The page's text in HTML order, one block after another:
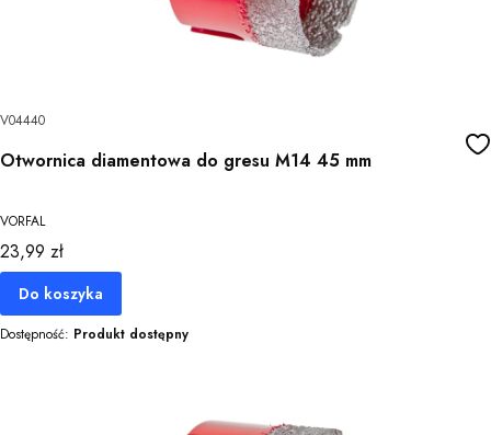
V04440
Otwornica diamentowa do gresu M14 45 mm
VORFAL
Cena
23,99 zł
Do koszyka
Dostępność: Produkt dostępny